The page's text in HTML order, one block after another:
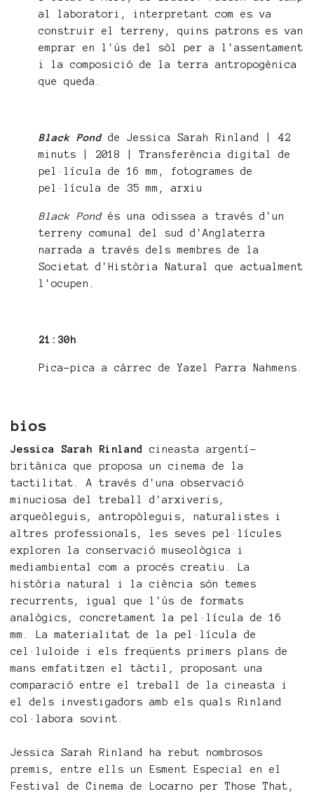
al laboratori, interpretant com es va
construir el terreny, quins patrons es van
emprar en l'ús del sòl per a l'assentament
i la composició de la terra antropogènica
que queda.
Black Pondde Jessica Sarah Rinland | 42
minuts | 2018 | Transferència digital de
pel·lícula de 16 mm, fotogrames de
pel·lícula de 35 mm, arxiu
Black Pondés una odissea a través d'un
terreny comunal del sud d'Anglaterra
narrada a través dels membres de la
Societat d'Història Natural que actualment
l'ocupen.
21:30h
Pica-pica a càrrec de Yazel Parra Nahmens.
bios
Jessica Sarah Rinland
cineasta argentí-
britànica que proposa un cinema de la
tactilitat. A través d'una observació
minuciosa del treball d'arxiveris,
arqueòleguis, antropòleguis, naturalistes i
altres professionals, les seves pel·lícules
exploren la conservació museològica i
mediambiental com a procés creatiu. La
història natural i la ciència són temes
recurrents, igual que l'ús de formats
analògics, concretament la pel·lícula de 16
mm. La materialitat de la pel·lícula de
cel·luloide i els freqüents primers plans de
mans emfatitzen el tàctil, proposant una
comparació entre el treball de la cineasta i
el dels investigadors amb els quals Rinland
col·labora sovint.
Jessica Sarah Rinland ha rebut nombrosos
premis, entre ells un Esment Especial en el
Festival de Cinema de Locarno per Those That,